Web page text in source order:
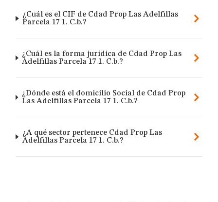
¿Cuál es el CIF de Cdad Prop Las Adelfillas
Parcela 17 1. C.b.?
¿Cuál es la forma jurídica de Cdad Prop Las
Adelfillas Parcela 17 1. C.b.?
¿Dónde está el domicilio Social de Cdad Prop
Las Adelfillas Parcela 17 1. C.b.?
¿A qué sector pertenece Cdad Prop Las
Adelfillas Parcela 17 1. C.b.?